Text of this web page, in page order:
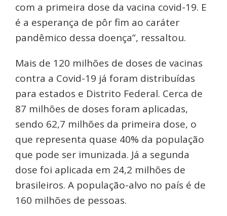
com a primeira dose da vacina covid-19. E
é a esperança de pôr fim ao caráter
pandêmico dessa doença”, ressaltou.
Mais de 120 milhões de doses de vacinas
contra a Covid-19 já foram distribuídas
para estados e Distrito Federal. Cerca de
87 milhões de doses foram aplicadas,
sendo 62,7 milhões da primeira dose, o
que representa quase 40% da população
que pode ser imunizada. Já a segunda
dose foi aplicada em 24,2 milhões de
brasileiros. A população-alvo no país é de
160 milhões de pessoas.